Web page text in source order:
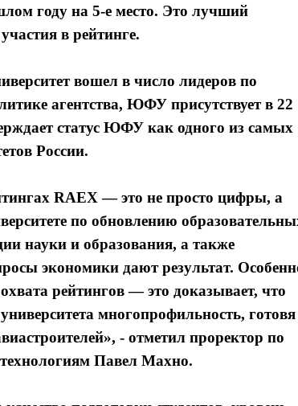
году на 5-е место. Это лучший
в рейтинге.
вошел в число лидеров по
агентства, ЮФУ присутствует в 22
статус ЮФУ как одного из самых
России.
RAEX — это не просто цифры, а
по обновлению
науки и образования, а также
экономики дают результат.
рейтингов — это доказывает, что
многопрофильность, готовя
- отметил проректор по
Павел Махно.